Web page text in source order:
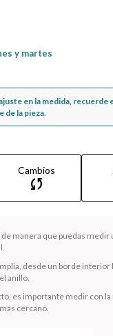
y martes
en la medida, recuerde
de la pieza.
Cambios
sync
de manera que puedas
desde un borde interior
anillo.
es importante medir con
cercano.